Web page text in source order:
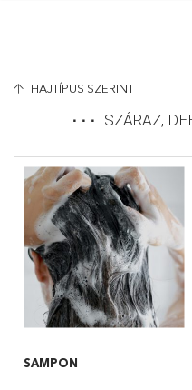
HAJTÍPUS SZERINT
SZÁRAZ,
SAMPON